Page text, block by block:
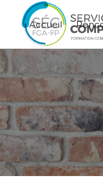
Accueil